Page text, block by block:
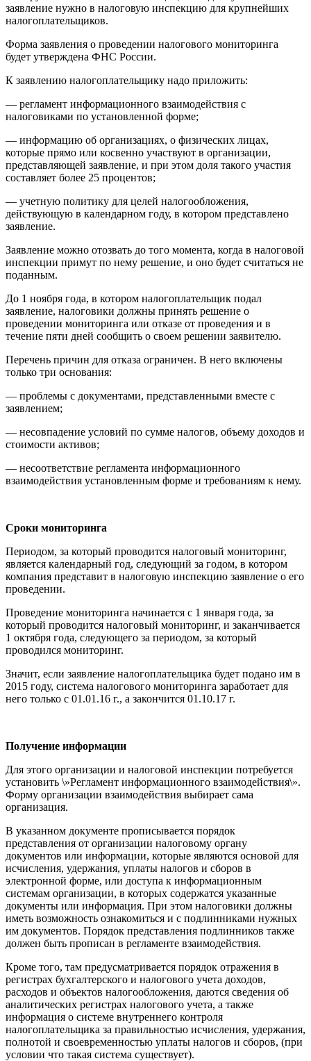
заявление нужно в налоговую инспекцию для крупнейших
налогоплательщиков.
Форма заявления о проведении налогового мониторинга
будет утверждена ФНС России.
К заявлению налогоплательщику надо приложить:
— регламент информационного взаимодействия с
налоговиками по установленной форме;
— информацию об организациях, о физических лицах,
которые прямо или косвенно участвуют в организации,
представляющей заявление, и при этом доля такого участия
составляет более 25 процентов;
— учетную политику для целей налогообложения,
действующую в календарном году, в котором представлено
заявление.
Заявление можно отозвать до того момента, когда в налоговой
инспекции примут по нему решение, и оно будет считаться не
поданным.
До 1 ноября года, в котором налогоплательщик подал
заявление, налоговики должны принять решение о
проведении мониторинга или отказе от проведения и в
течение пяти дней сообщить о своем решении заявителю.
Перечень причин для отказа ограничен. В него включены
только три основания:
— проблемы с документами, представленными вместе с
заявлением;
— несовпадение условий по сумме налогов, объему доходов и
стоимости активов;
— несоответствие регламента информационного
взаимодействия установленным форме и требованиям к нему.
Сроки мониторинга
Периодом, за который проводится налоговый мониторинг,
является календарный год, следующий за годом, в котором
компания представит в налоговую инспекцию заявление о его
проведении.
Проведение мониторинга начинается с 1 января года, за
который проводится налоговый мониторинг, и заканчивается
1 октября года, следующего за периодом, за который
проводился мониторинг.
Значит, если заявление налогоплательщика будет подано им в
2015 году, система налогового мониторинга заработает для
него только с 01.01.16 г., а закончится 01.10.17 г.
Получение информации
Для этого организации и налоговой инспекции потребуется
установить \»Регламент информационного взаимодействия\».
Форму организации взаимодействия выбирает сама
организация.
В указанном документе прописывается порядок
представления от организации налоговому органу
документов или информации, которые являются основой для
исчисления, удержания, уплаты налогов и сборов в
электронной форме, или доступа к информационным
системам организации, в которых содержатся указанные
документы или информация. При этом налоговики должны
иметь возможность ознакомиться и с подлинниками нужных
им документов. Порядок представления подлинников также
должен быть прописан в регламенте взаимодействия.
Кроме того, там предусматривается порядок отражения в
регистрах бухгалтерского и налогового учета доходов,
расходов и объектов налогообложения, даются сведения об
аналитических регистрах налогового учета, а также
информация о системе внутреннего контроля
налогоплательщика за правильностью исчисления, удержания,
полнотой и своевременностью уплаты налогов и сборов, (при
условии что такая система существует).